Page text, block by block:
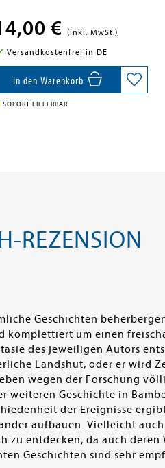
€ (inkl. MwSt.)
Versandkostenfrei in DE
In den Warenkorb
SOFORT LIEFERBAR
REZENSION
Geschichten
komplettiert um einen
des jeweiligen Autors
Landshut, oder er wird
wegen der Forschung
Geschichte in
der Ereignisse
aufbauen. Vielleicht
zu entdecken, da auch deren
Geschichten sind sehr